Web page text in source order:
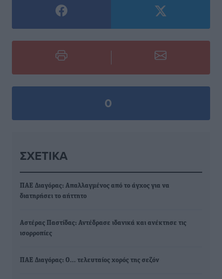
0
ΣΧΕΤΙΚΆ
ΠΑΕ Διαγόρας: Απαλλαγμένος από το άγχος για να
διατηρήσει το αήττητο
Αστέρας Παστίδας: Αντέδρασε ιδανικά και ανέκτησε τις
ισορροπίες
ΠΑΕ Διαγόρας: Ο… τελευταίος χορός της σεζόν